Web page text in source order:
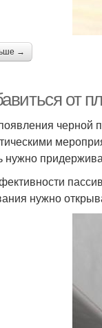
→
от
черной
нужно
нужно